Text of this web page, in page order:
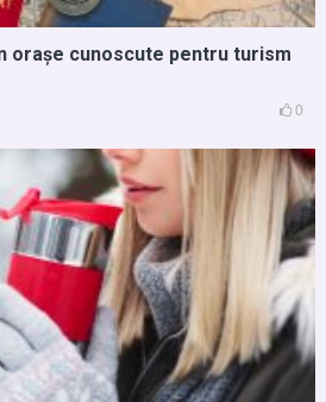
orașe cunoscute pentru turism
0